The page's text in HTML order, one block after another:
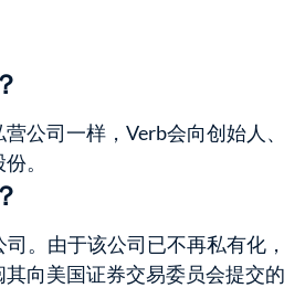
公司一样，Verb会向创始人、
。
。由于该公司已不再私有化，
向美国证券交易委员会提交的